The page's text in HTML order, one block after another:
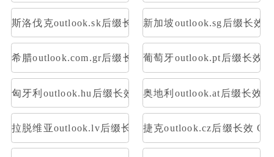
斯洛伐克outlook.sk后缀长效 OAuth2令牌号 支持imap
新加坡outlook.sg后缀长效
希腊outlook.com.gr后缀长效 OAuth2令牌号 支持imap
葡萄牙outlook.pt后缀长效
匈牙利outlook.hu后缀长效 OAuth2令牌号 支持imap pop
奥地利outlook.at后缀长效
拉脱维亚outlook.lv后缀长效 OAuth2令牌号 支持imap
捷克outlook.cz后缀长效